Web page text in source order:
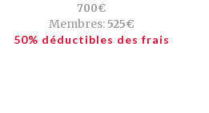
700€
Membres:525€
50% déductibles des frais